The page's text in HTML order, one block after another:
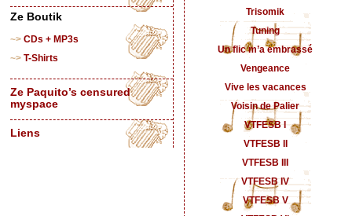
Ze Boutik
CDs + MP3s
T-Shirts
Ze Paquito’s censured
myspace
Liens
Trisomik
Tuning
Un flic m’a embrassé
Vengeance
Vive les vacances
Voisin de Palier
VTFESB I
VTFESB II
VTFESB III
VTFESB IV
VTFESB V